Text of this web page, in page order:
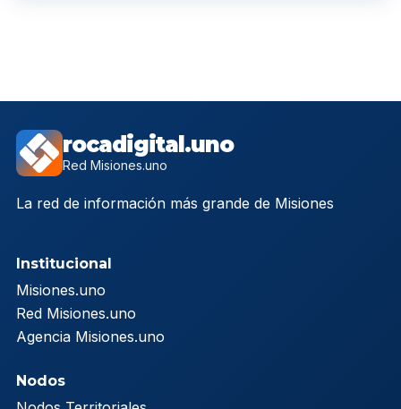
rocadigital.uno
Red Misiones.uno
La red de información más grande de Misiones
Institucional
Misiones.uno
Red Misiones.uno
Agencia Misiones.uno
Nodos